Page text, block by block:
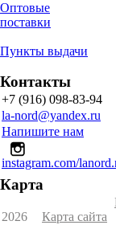
Оптовые
поставки
Пункты выдачи
Контакты
+7 (916) 098-83-94
la-nord@yandex.ru
Напишите нам
instagram.com/
Карта
2026
Карта сайта